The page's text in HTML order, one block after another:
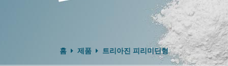
홈 제품 트리아진 피리미딘형